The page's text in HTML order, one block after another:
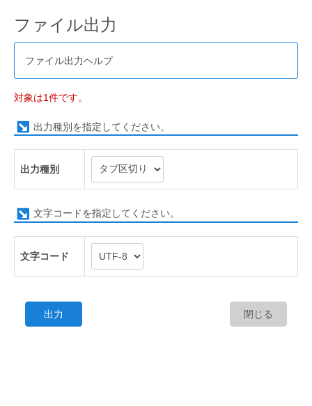
ファイル出力
ファイル出力ヘルプ
対象は1件です。
出力種別を指定してください。
出力種別
文字コードを指定してください。
文字コード